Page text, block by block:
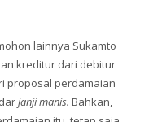
lainnya Sukamto
kreditur dari debitur
proposal perdamaian
janji manis. Bahkan,